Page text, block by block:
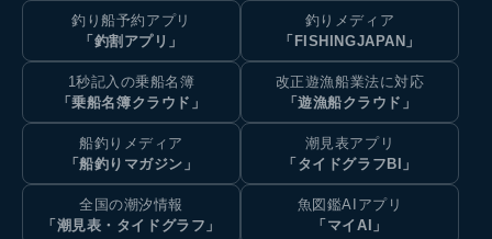
釣り船予約アプリ
「釣割アプリ」
釣りメディア
「FISHINGJAPAN」
1秒記入の乗船名簿
「乗船名簿クラウド」
改正遊漁船業法に対応
「遊漁船クラウド」
船釣りメディア
「船釣りマガジン」
潮見表アプリ
「タイドグラフBI」
全国の潮汐情報
「潮見表・タイドグラフ」
魚図鑑AIアプリ
「マイAI」